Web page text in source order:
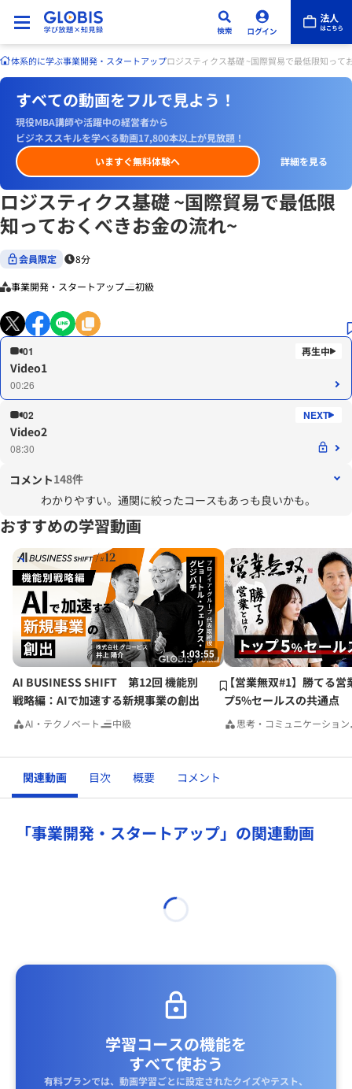
体系的に学ぶ事業開発・スタートアップロジスティクス基礎 ~国際貿易で最低限知って
すべての動画をフルで見よう！
現役MBA講師や活躍中の経営者から
ビジネススキルを学べる動画17,800本以上が見放題！
いますぐ無料体験へ
詳細を見る
ロジスティクス基礎 ~国際貿易で最低限
知っておくべきお金の流れ~
会員限定 8分
事業開発・スタートアップ 初級
01
Video1
00:26
02
Video2
08:30
コメント148件
わかりやすい。通関に絞ったコースもあっも良いかも。
おすすめの学習動画
1:03:55
AI BUSINESS SHIFT 第12回 機能別
戦略編：AIで加速する新規事業の創出
AI・テクノベート 中級
【営業無双#1】勝てる営
プ5%セールスの共通点
思考・コミュニケーション
関連動画 目次 概要 コメント
「事業開発・スタートアップ」の関連動画
学習コースの機能を
すべて使おう
有料プランでは、動画学習ごとに設定されたクイズやテスト、